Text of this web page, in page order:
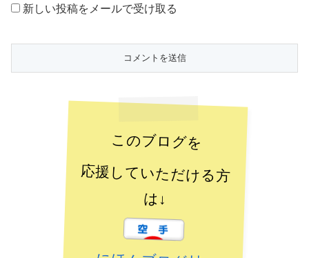
新しい投稿をメールで受け取る
このブログを
応援していただける方
は↓